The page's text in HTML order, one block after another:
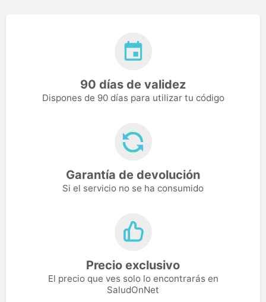
90 días de validez
Dispones de 90 días para utilizar tu código
Garantía de devolución
Si el servicio no se ha consumido
Precio exclusivo
El precio que ves solo lo encontrarás en
SaludOnNet